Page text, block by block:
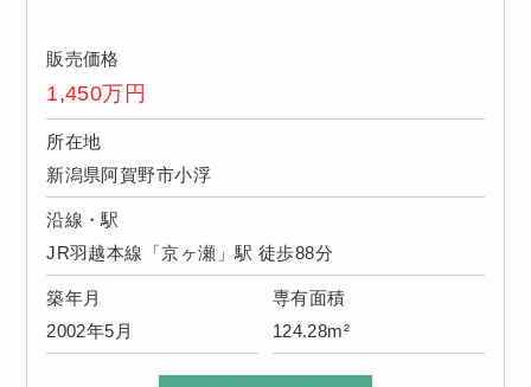
販売価格
1,450万円
所在地
新潟県阿賀野市小浮
沿線・駅
JR羽越本線「京ヶ瀬」駅 徒歩88分
築年月
2002年5月
専有面積
124.28m²